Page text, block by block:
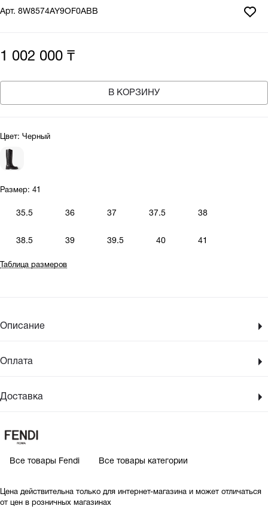
Арт. 8W8574AY9OF0ABB
1 002 000 ₸
В КОРЗИНУ
Цвет: Черный
Размер: 41
35.5 36 37 37.5 38
38.5 39 39.5 40 41
Таблица размеров
Описание
Оплата
Доставка
Все товары Fendi Все товары категории
Цена действительна только для интернет-магазина и может отличаться
от цен в розничных магазинах